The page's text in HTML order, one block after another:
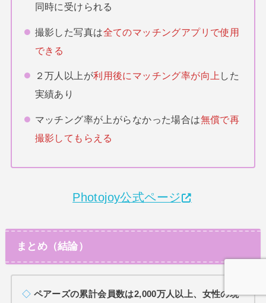
同時に受けられる
撮影した写真は全てのマッチングアプリで使用
できる
２万人以上が利用後にマッチング率が向上 した
実績あり
マッチング率が上がらなかった場合は無償で再
撮影してもらえる
Photojoy公式ページ
まとめ（結論）
◇ ペアーズの累計会員数は2,000万人以上、女性の現